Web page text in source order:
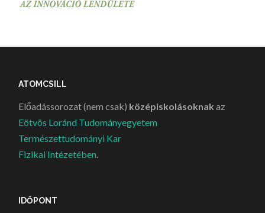
ATOMCSILL
Előadássorozat (nem csak) középiskolásoknak az
Eötvös Loránd Tudományegyetem
Természettudományi Kar
Fizikai Intézetében
IDŐPONT